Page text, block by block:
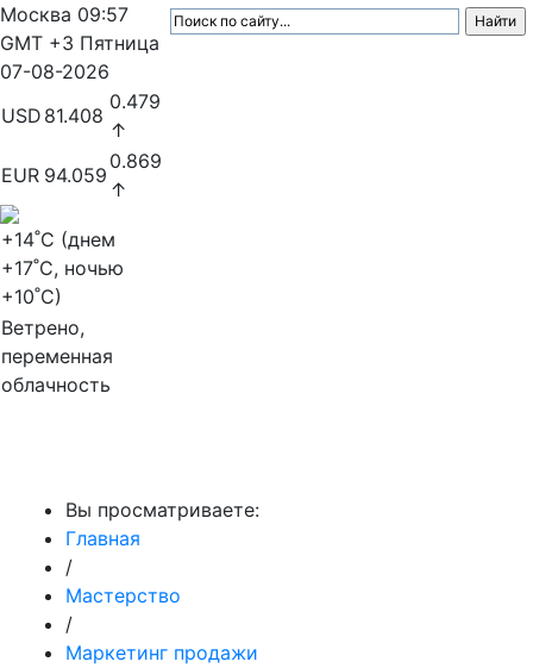
Москва 09:57
GMT +3 Пятница
07-08-2026
USD 81.408
0.479
↑
EUR 94.059
0.869
↑
+14˚C (днем
+17˚C, ночью
+10˚C)
Ветрено,
переменная
облачность
Вы просматриваете:
Главная
/
Мастерство
/
Маркетинг продажи